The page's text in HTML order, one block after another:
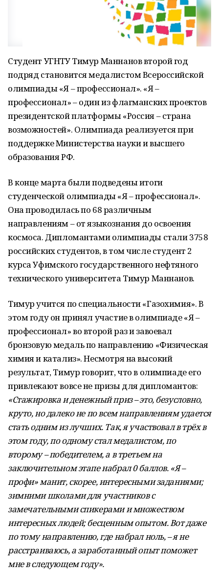
Студент УГНТУ Тимур Маннанов второй год
подряд становится медалистом Всероссийской
олимпиады «Я – профессионал». «Я –
профессионал» – один из флагманских проектов
президентской платформы «Россия – страна
возможностей». Олимпиада реализуется при
поддержке Министерства науки и высшего
образования РФ.
В конце марта были подведены итоги
студенческой олимпиады «Я – профессионал».
Она проводилась по 68 различным
направлениям – от языкознания до освоения
космоса. Дипломантами олимпиады стали 3758
российских студентов, в том числе студент 2
курса Уфимского государственного нефтяного
технического университета Тимур Маннанов.
Тимур учится по специальности «Газохимия». В
этом году он принял участие в олимпиаде «Я –
профессионал» во второй раз и завоевал
бронзовую медаль по направлению «Физическая
химия и катализ». Несмотря на высокий
результат, Тимур говорит, что в олимпиаде его
привлекают вовсе не призы для дипломантов:
«Стажировка и денежный приз – это, безусловно,
круто, но далеко не по всем направлениям удается
стать одним из лучших. Так, я участвовал в трёх в
этом году, по одному стал медалистом, по
второму – победителем, а в третьем на
заключительном этапе набрал 0 баллов. «Я –
профи» манит, скорее, интересными заданиями;
зимними школами для участников с
замечательными спикерами и множеством
интересных людей; бесценным опытом. Вот даже
по тому направлению, где набрал ноль, – я не
расстраиваюсь, а заработанный опыт поможет
мне в следующем году».